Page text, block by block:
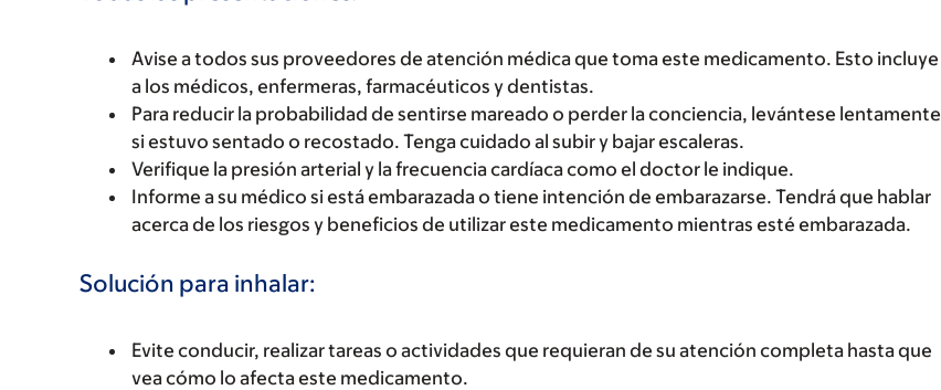
Avise a todos sus proveedores de atención médica que toma este medicamento. Esto incluye
a los médicos, enfermeras, farmacéuticos y dentistas.
Para reducir la probabilidad de sentirse mareado o perder la conciencia, levántese lentamente
si estuvo sentado o recostado. Tenga cuidado al subir y bajar escaleras.
Verifique la presión arterial y la frecuencia cardíaca como el doctor le indique.
Informe a su médico si está embarazada o tiene intención de embarazarse. Tendrá que hablar
acerca de los riesgos y beneficios de utilizar este medicamento mientras esté embarazada.
Solución para inhalar:
Evite conducir, realizar tareas o actividades que requieran de su atención completa hasta que
vea cómo lo afecta este medicamento.